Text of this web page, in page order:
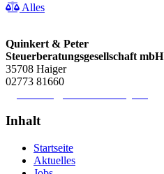
Alles
Quinkert & Peter
Steuerberatungsgesellschaft mbH
35708 Haiger
02773 81660
Inhalt
Startseite
Aktuelles